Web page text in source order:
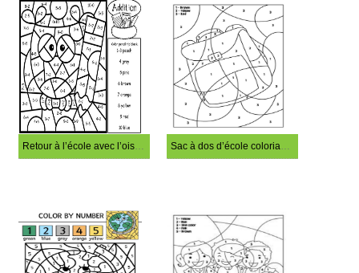
Retour à l’école avec l’oiseau coloriage magique Sac à dos d’école coloriage magique